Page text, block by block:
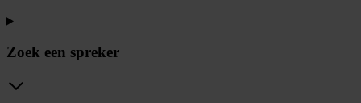
Zoek een spreker